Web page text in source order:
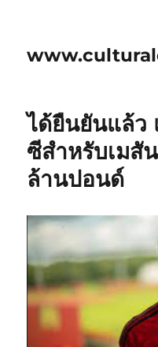
ได้ยืนยันแล้ว
ซีสำหรับเมสั
ล้านปอนด์